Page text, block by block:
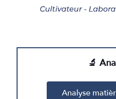
🔬
Analyse